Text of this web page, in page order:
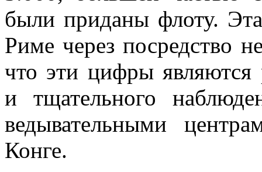
были приданы флоту.
Риме через по­средство
что эти цифры являются
и тщательного
ведывательными
Конге.